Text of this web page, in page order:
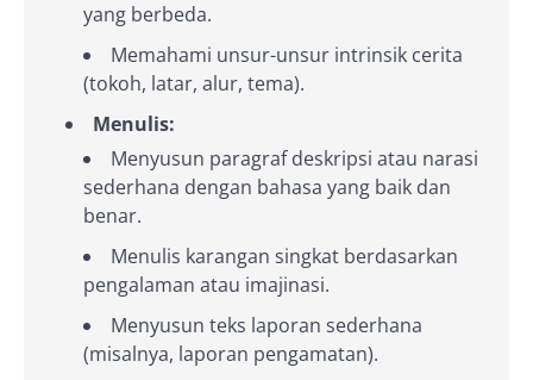
yang berbeda.
Memahami unsur-unsur intrinsik cerita
(tokoh, latar, alur, tema).
Menulis:
Menyusun paragraf deskripsi atau narasi
sederhana dengan bahasa yang baik dan
benar.
Menulis karangan singkat berdasarkan
pengalaman atau imajinasi.
Menyusun teks laporan sederhana
(misalnya, laporan pengamatan).